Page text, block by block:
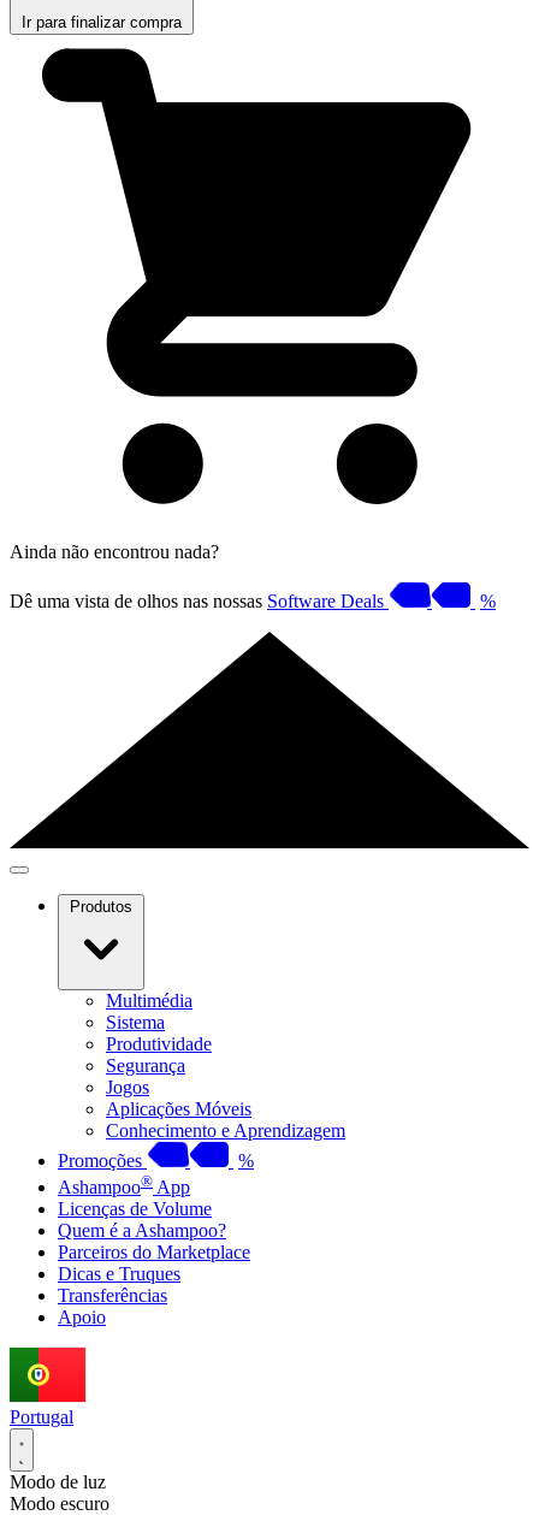
Ir para finalizar compra
Ainda não encontrou nada?
Dê uma vista de olhos nas nossas Software Deals %
Produtos
Multimédia
Sistema
Produtividade
Segurança
Jogos
Aplicações Móveis
Conhecimento e Aprendizagem
Promoções
%
Ashampoo® App
Licenças de Volume
Quem é a Ashampoo?
Parceiros do Marketplace
Dicas e Truques
Transferências
Apoio
Portugal
Modo de luz
Modo escuro